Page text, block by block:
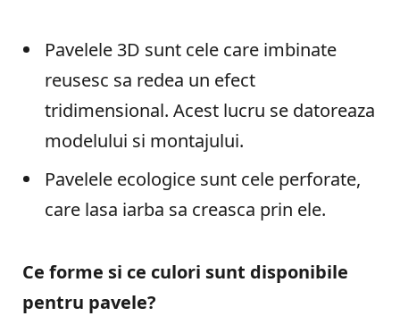
Pavelele 3D sunt cele care imbinate
reusesc sa redea un efect
tridimensional. Acest lucru se datoreaza
modelului si montajului.
Pavelele ecologice sunt cele perforate,
care lasa iarba sa creasca prin ele.
Ce forme si ce culori sunt disponibile
pentru pavele?